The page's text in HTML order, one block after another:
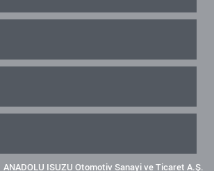
ANADOLU ISUZU Otomotiv Sanayi ve Ticaret A.Ş.